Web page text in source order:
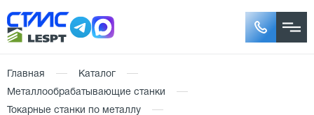
Главная
Каталог
Металлообрабатывающие станки
Токарные станки по металлу